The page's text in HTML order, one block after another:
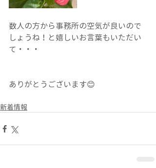
数人の方から事務所の空気が良いので
しょうね！と嬉しいお言葉もいただい
て・・・
ありがとうございます😊
新着情報